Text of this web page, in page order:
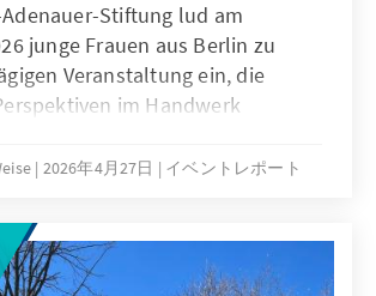
Stiftung lud am
junge Frauen aus Berlin zu
Veranstaltung ein, die
im Handwerk
und politischen
2026年4月27日 イベントレポート